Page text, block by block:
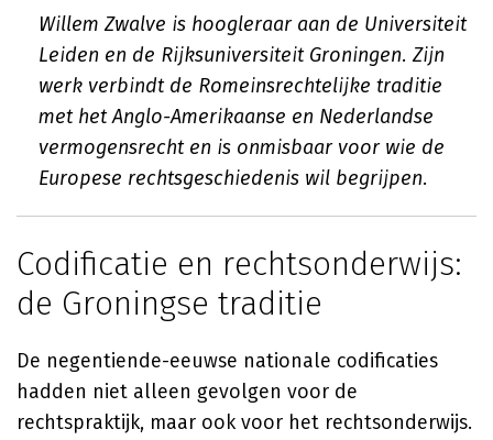
Willem Zwalve is hoogleraar aan de Universiteit
Leiden en de Rijksuniversiteit Groningen. Zijn
werk verbindt de Romeinsrechtelijke traditie
met het Anglo-Amerikaanse en Nederlandse
vermogensrecht en is onmisbaar voor wie de
Europese rechtsgeschiedenis wil begrijpen.
Codificatie en rechtsonderwijs:
de Groningse traditie
De negentiende-eeuwse nationale codificaties
hadden niet alleen gevolgen voor de
rechtspraktijk, maar ook voor het rechtsonderwijs.